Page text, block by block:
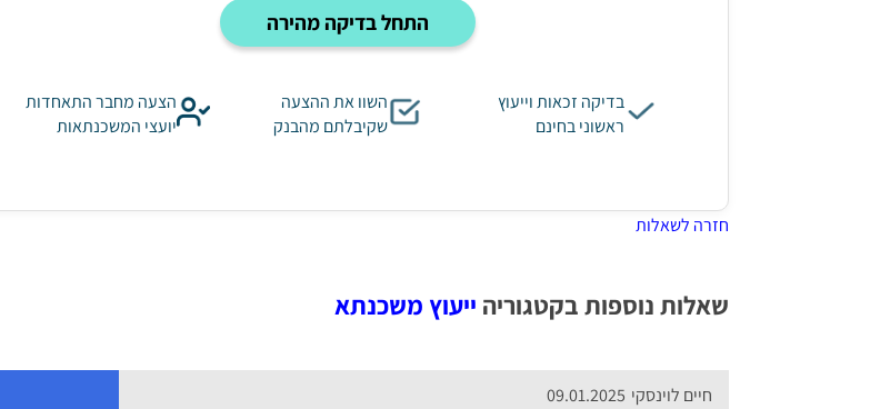
התחל בדיקה מהירה
בדיקה זכאות וייעוץ
ראשוני בחינם
השוו את ההצעה
שקיבלתם מהבנק
הצעה מחבר התאחדות
יועצי המשכנתאות
חזרה לשאלות
שאלות נוספות בקטגוריה ייעוץ משכנתא
חיים לוינסקי 09.01.2025